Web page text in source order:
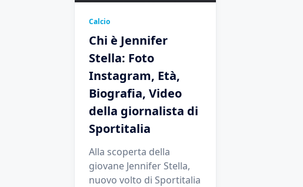
Calcio
Chi è Jennifer
Stella: Foto
Instagram, Età,
Biografia, Video
della giornalista di
Sportitalia
Alla scoperta della
giovane Jennifer Stella,
nuovo volto di Sportitalia